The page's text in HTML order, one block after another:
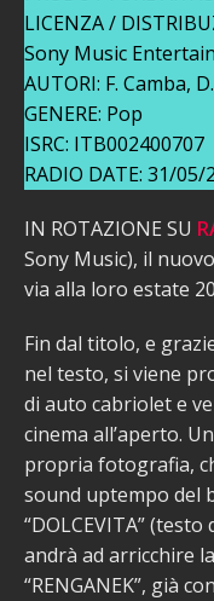
LICENZA /
Sony Music
AUTORI: F. Camba,
GENERE: Pop
ISRC: ITB002400707
RADIO DATE: 31/05/
IN ROTAZIONE SU
Sony Music), il
via alla loro estate
Fin dal titolo, e
nel testo, si viene
di auto cabriolet e
cinema all’aperto.
propria fotografia,
sound uptempo del
“DOLCEVITA”
andrà ad arricchire
“RENGANEK”, già